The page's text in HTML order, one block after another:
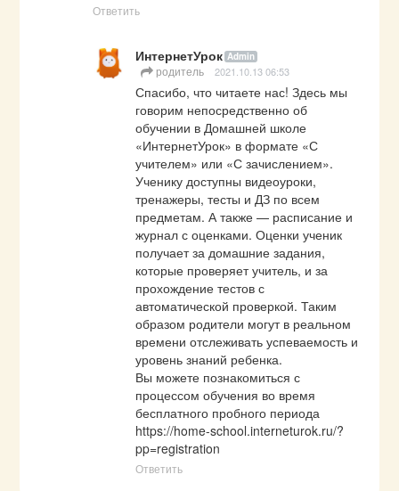
Ответить
ИнтернетУрок Admin
родитель 2021.10.13 06:53
Спасибо, что читаете нас! Здесь мы
говорим непосредственно об
обучении в Домашней школе
«ИнтернетУрок» в формате «С
учителем» или «С зачислением».
Ученику доступны видеоуроки,
тренажеры, тесты и ДЗ по всем
предметам. А также — расписание и
журнал с оценками. Оценки ученик
получает за домашние задания,
которые проверяет учитель, и за
прохождение тестов с
автоматической проверкой. Таким
образом родители могут в реальном
времени отслеживать успеваемость и
уровень знаний ребенка.
Вы можете познакомиться с
процессом обучения во время
https://home-school.interneturok.ru/?
pp=registration
Ответить